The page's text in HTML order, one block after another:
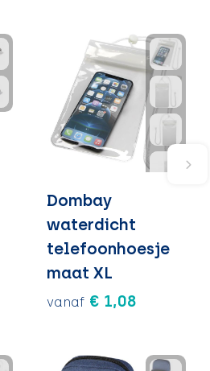
Dombay
waterdicht
telefoonhoesje
maat XL
vanaf € 1,08